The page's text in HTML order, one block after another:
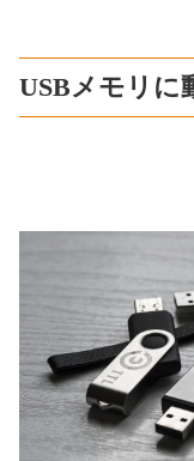
USBメモリに